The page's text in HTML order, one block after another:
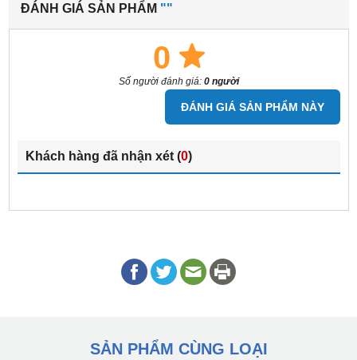
ĐÁNH GIÁ SẢN PHẨM ""
0
Số người đánh giá: 0 người
ĐÁNH GIÁ SẢN PHẨM NÀY
Khách hàng đã nhận xét (0)
SẢN PHẨM CÙNG LOẠI